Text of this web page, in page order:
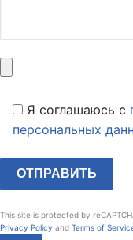
Я соглашаюсь c
персональных
This site is protected by
Privacy Policy and Terms of